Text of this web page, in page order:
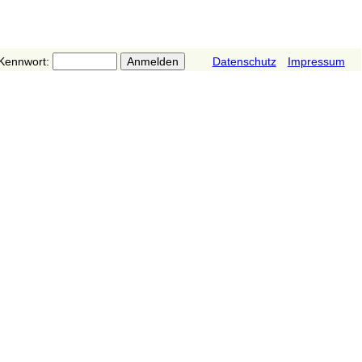
Datenschutz Impressum